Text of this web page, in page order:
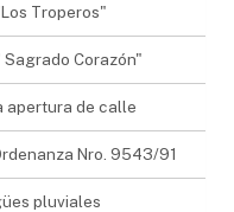
Troperos"
Corazón"
apertura de calle
Nro. 9543/91
pluviales